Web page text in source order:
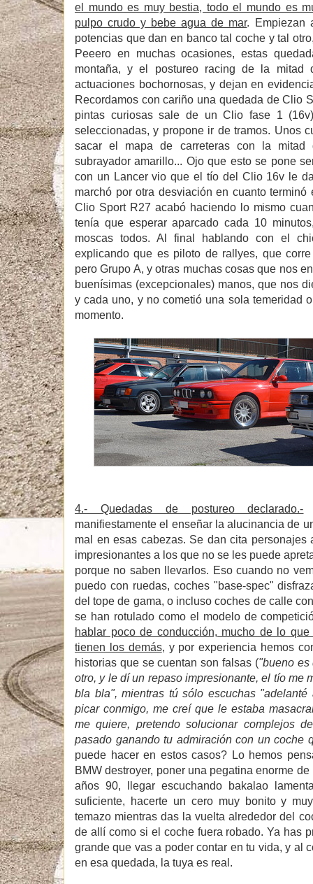
el mundo es muy bestia, todo el mundo es
pulpo crudo y bebe agua de mar. Empiezan
potencias que dan en banco tal coche y tal
Peeero en muchas ocasiones, estas
montaña, y el postureo racing de la mitad
actuaciones bochornosas, y dejan en
Recordamos con cariño una quedada de Clio
pintas curiosas sale de un Clio fase 1
seleccionadas, y propone ir de tramos. Unos
sacar el mapa de carreteras con la mitad
subrayador amarillo... Ojo que esto se pone
con un Lancer vio que el tío del Clio 16v le
marchó por otra desviación en cuanto
Clio Sport R27 acabó haciendo lo mismo
tenía que esperar aparcado cada 10
moscas todos. Al final hablando con el
explicando que es piloto de rallyes, que
pero Grupo A, y otras muchas cosas que nos
buenísimas (excepcionales) manos, que nos
y cada uno, y no cometió una sola temeridad
momento.
4.- Quedadas de postureo declarado.-
manifiestamente el enseñar la alucinancia de
mal en esas cabezas. Se dan cita personajes
impresionantes a los que no se les puede
porque no saben llevarlos. Eso cuando no
puedo con ruedas, coches "base-spec"
del tope de gama, o incluso coches de calle
se han rotulado como el modelo de
hablar poco de conducción, mucho de lo
tienen los demás, y por experiencia hemos
historias que se cuentan son falsas ("bueno es
otro, y le dí un repaso impresionante, el tío me
bla bla", mientras tú sólo escuchas
picar conmigo, me creí que le estaba
me quiere, pretendo solucionar complejos
pasado ganando tu admiración con un coche
puede hacer en estos casos? Lo hemos
BMW destroyer, poner una pegatina enorme
años 90, llegar escuchando bakalao
suficiente, hacerte un cero muy bonito y
temazo mientras das la vuelta alrededor del
de allí como si el coche fuera robado. Ya has
grande que vas a poder contar en tu vida, y al
en esa quedada, la tuya es real.